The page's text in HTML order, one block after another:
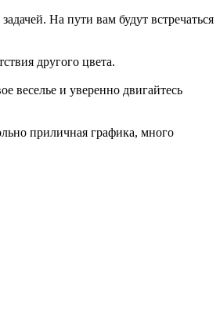
На пути вам будут встречаться
другого цвета.
веселье и уверенно двигайтесь
приличная графика, много